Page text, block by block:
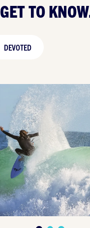
GET TO
DEVOTED